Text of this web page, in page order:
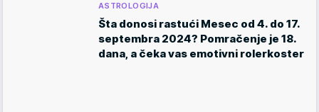
ASTROLOGIJA
Šta donosi rastući Mesec od 4. do 17.
septembra 2024? Pomračenje je 18.
dana, a čeka vas emotivni rolerkoster